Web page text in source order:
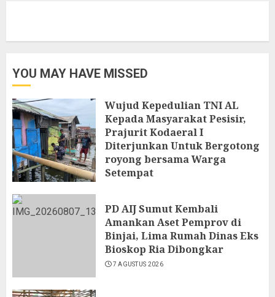
YOU MAY HAVE MISSED
Wujud Kepedulian TNI AL
Kepada Masyarakat Pesisir,
Prajurit Kodaeral I
Diterjunkan Untuk Bergotong
royong bersama Warga
Setempat
PD AIJ Sumut Kembali
Amankan Aset Pemprov di
Binjai, Lima Rumah Dinas Eks
Bioskop Ria Dibongkar
7 AGUSTUS 2026